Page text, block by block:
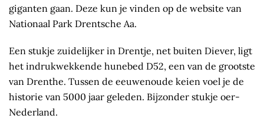
giganten gaan. Deze kun je vinden op de website van
Nationaal Park Drentsche Aa.
Een stukje zuidelijker in Drentje, net buiten Diever, ligt
het indrukwekkende hunebed D52, een van de grootste
van Drenthe. Tussen de eeuwenoude keien voel je de
historie van 5000 jaar geleden. Bijzonder stukje oer-
Nederland.